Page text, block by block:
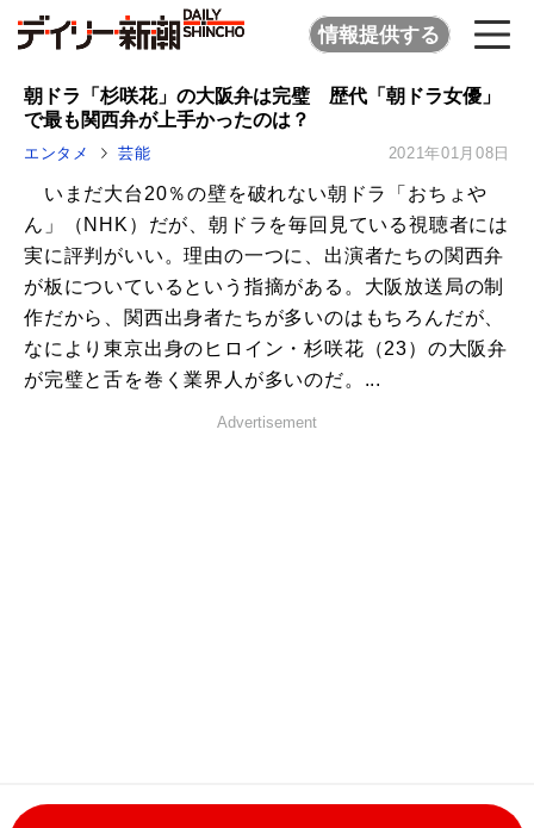
情報提供する
朝ドラ「杉咲花」の大阪弁は完璧 歴代「朝ドラ女優」
で最も関西弁が上手かったのは？
エンタメ 芸能 2021年01月08日
いまだ大台20％の壁を破れない朝ドラ「おちょや
ん」（NHK）だが、朝ドラを毎回見ている視聴者には
実に評判がいい。理由の一つに、出演者たちの関西弁
が板についているという指摘がある。大阪放送局の制
作だから、関西出身者たちが多いのはもちろんだが、
なにより東京出身のヒロイン・杉咲花（23）の大阪弁
が完璧と舌を巻く業界人が多いのだ。...
Advertisement